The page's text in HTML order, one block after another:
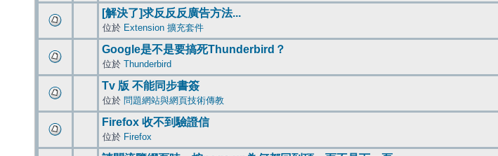
[解決了]求反反反廣告方法...
位於 Extension 擴充套件
Google是不是要搞死Thunderbird？
位於 Thunderbird
Tv 版 不能同步書簽
位於 問題網站與網頁技術傳教
Firefox 收不到驗證信
位於 Firefox